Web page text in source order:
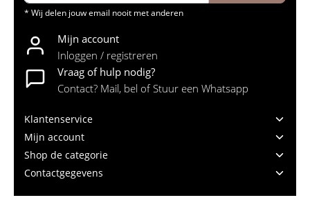
* Wij delen jouw email nooit met anderen
Mijn account
Inloggen / registreren
Vraag of hulp nodig?
Contact? Mail, bel of Stuur een Whatsapp
Klantenservice
Mijn account
Shop de categorie
Contactgegevens